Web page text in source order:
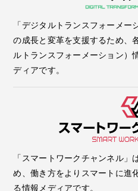
「デジタルトランスフォーメ
の成長と変革を支援するため、
ルトランスフォーメーション）
ディアです。
「スマートワークチャンネル
め、働き方をよりスマートに進
る情報メディアです。